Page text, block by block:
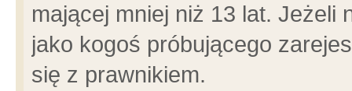
mającej mniej niż 13 lat. Jeżeli
jako kogoś próbującego
się z prawnikiem.